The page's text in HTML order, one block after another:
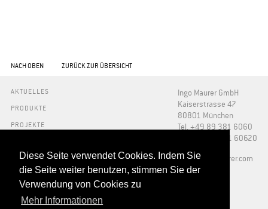
Diese Seite verwendet Cookies. Indem Sie
die Seite weiter benutzen, stimmen Sie der
Verwendung von Cookies zu
Mehr Informationen
NACH OBEN ZURÜCK ZUR ÜBERSICHT
AKTUELLES
PRODUKTE
PROJEKTE
PRESSE
ÜBER UNS
DOWNLOADS
Ingo Maurer GmbH
Kaiserstrasse 47
80801 München
Tel. +49 89 381 6060
Fax +49 89 381 60620
​info@ingo-maurer.com